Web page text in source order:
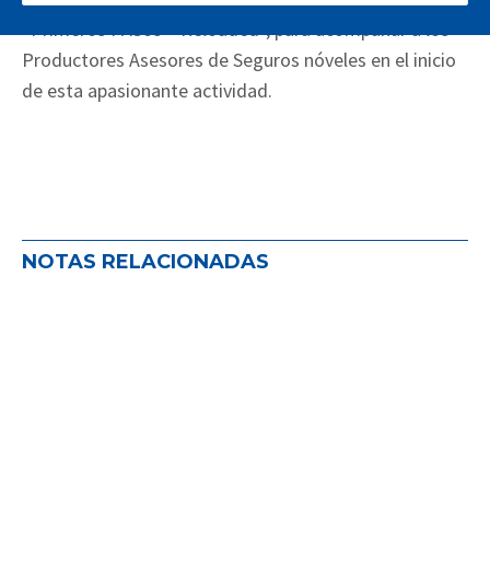
“Primeros PASos – Reloaded”, para acompañar a los
Productores Asesores de Seguros nóveles en el inicio
de esta apasionante actividad.
NOTAS RELACIONADAS